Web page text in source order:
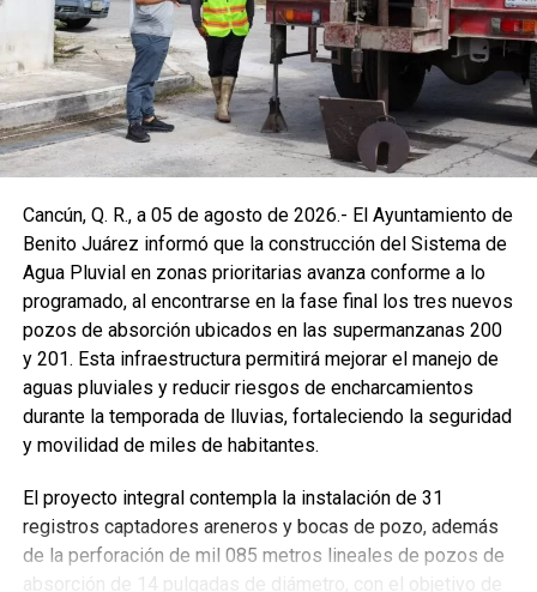
Cancún, Q. R., a 05 de agosto de 2026.- El Ayuntamiento de
Benito Juárez informó que la construcción del Sistema de
Agua Pluvial en zonas prioritarias avanza conforme a lo
programado, al encontrarse en la fase final los tres nuevos
pozos de absorción ubicados en las supermanzanas 200
y 201. Esta infraestructura permitirá mejorar el manejo de
aguas pluviales y reducir riesgos de encharcamientos
durante la temporada de lluvias, fortaleciendo la seguridad
y movilidad de miles de habitantes.
El proyecto integral contempla la instalación de 31
registros captadores areneros y bocas de pozo, además
de la perforación de mil 085 metros lineales de pozos de
absorción de 14 pulgadas de diámetro, con el objetivo de